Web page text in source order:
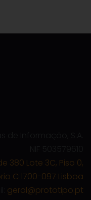
380 Lote 3C, Piso 0,
C 1700-097 Lisboa
geral@prototipo.pt